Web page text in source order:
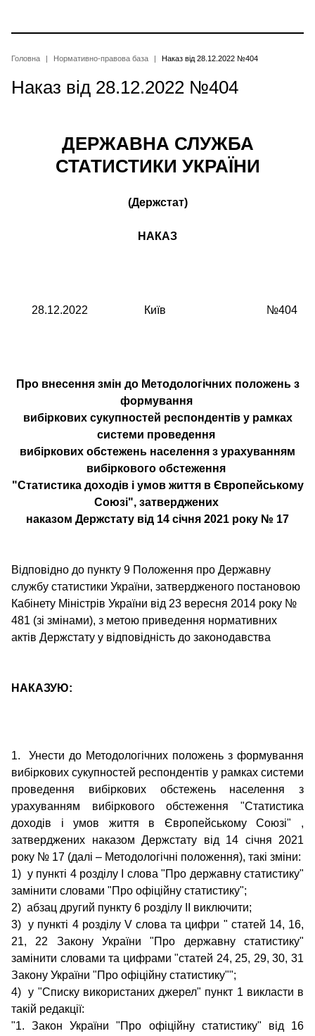
основного
Рядок
навіґації
Головна Нормативно-правова база Наказ від 28.12.2022 №404
Наказ від 28.12.2022 №404
ДЕРЖАВНА СЛУЖБА
СТАТИСТИКИ УКРАЇНИ
(Держстат)
НАКАЗ
28.12.2022 Київ №404
Про внесення змін до Методологічних положень з
формування
вибіркових сукупностей респондентів у рамках
системи проведення
вибіркових обстежень населення з урахуванням
вибіркового обстеження
"Статистика доходів і умов життя в Європейському
Союзі", затверджених
наказом Держстату від 14 січня 2021 року № 17
Відповідно до пункту 9 Положення про Державну
службу статистики України, затвердженого постановою
Кабінету Міністрів України від 23 вересня 2014 року №
481 (зі змінами), з метою приведення нормативних
актів Держстату у відповідність до законодавства
НАКАЗУЮ:
1. Унести до Методологічних положень з формування
вибіркових сукупностей респондентів у рамках системи
проведення вибіркових обстежень населення з
урахуванням вибіркового обстеження "Статистика
доходів і умов життя в Європейському Союзі" ,
затверджених наказом Держстату від 14 січня 2021
року № 17 (далі – Методологічні положення), такі зміни:
1) у пункті 4 розділу І слова "Про державну статистику"
замінити словами "Про офіційну статистику";
2) абзац другий пункту 6 розділу ІІ виключити;
3) у пункті 4 розділу V слова та цифри " статей 14, 16,
21, 22 Закону України "Про державну статистику"
замінити словами та цифрами "статей 24, 25, 29, 30, 31
Закону України "Про офіційну статистику"";
4) у "Списку використаних джерел" пункт 1 викласти в
такій редакції:
"1. Закон України "Про офіційну статистику" від 16